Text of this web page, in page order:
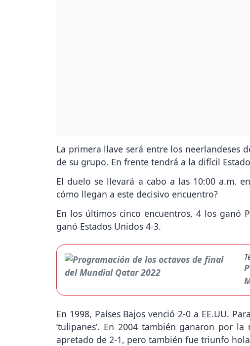
La primera llave será entre los neerlandeses
de su grupo. En frente tendrá a la difícil
El duelo se llevará a cabo a las 10:00 a.m.
cómo llegan a este decisivo encuentro?
En los últimos cinco encuentros, 4 los ganó
ganó Estados Unidos 4-3.
En 1998, Países Bajos venció 2-0 a EE.UU.
‘tulipanes’. En 2004 también ganaron por
apretado de 2-1, pero también fue triunfo